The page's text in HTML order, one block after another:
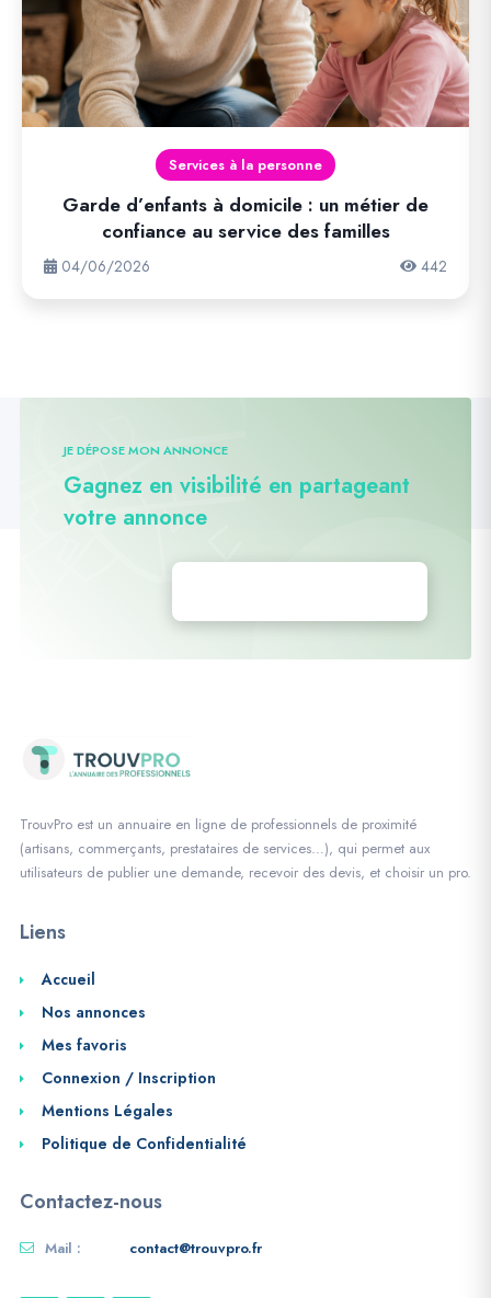
Services à la personne
Garde d’enfants à domicile : un métier de
confiance au service des familles
04/06/2026 442
JE DÉPOSE MON ANNONCE
Gagnez en visibilité en partageant
votre annonce
TrouvPro est un annuaire en ligne de professionnels de proximité
(artisans, commerçants, prestataires de services…), qui permet aux
utilisateurs de publier une demande, recevoir des devis, et choisir un pro.
Liens
Accueil
Nos annonces
Mes favoris
Connexion / Inscription
Mentions Légales
Politique de Confidentialité
Contactez-nous
Mail : contact@trouvpro.fr